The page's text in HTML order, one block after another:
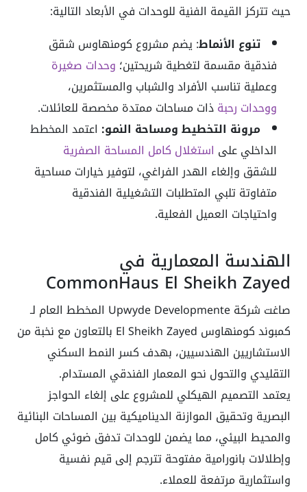
حيث تتركز القيمة الفنية للوحدات في الأبعاد التالية:
تنوع الأنماط: يضم مشروع كومنهاوس شقق
فندقية مقسمة لتغطية شريحتين؛ وحدات صغيرة
وعملية تناسب الأفراد والشباب والمستثمرين،
ووحدات رحبةذات مساحات ممتدة مخصصة للعائلات.
مرونة التخطيط ومساحة النمو: اعتمد المخطط
الداخلي على استغلال كامل المساحة الصفرية
للشقق وإلغاء الهدر الفراغي، لتوفير خيارات مساحية
متفاوتة تلبي المتطلبات التشغيلية الفندقية
واحتياجات العميل الفعلية.
الهندسة المعمارية في
CommonHaus El Sheikh Zayed
صاغت شركة Upwyde Developmente المخطط العام لـ
كمبوند كومنهاوس El Sheikh Zayed بالتعاون مع نخبة من
الاستشاريين الهندسيين، بهدف كسر النمط السكني
التقليدي والتحول نحو المعمار الفندقي المستدام.
يعتمد التصميم الهيكلي للمشروع على إلغاء الحواجز
البصرية وتحقيق الموازنة الديناميكية بين المساحات البنائية
والمحيط البيئي، مما يضمن للوحدات تدفق ضوئي كامل
وإطلالات بانورامية مفتوحة تترجم إلى قيم نفسية
واستثمارية مرتفعة للعملاء.